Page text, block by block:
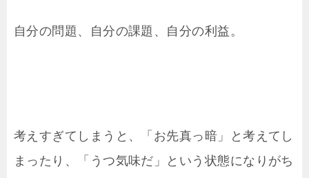
自分の問題、自分の課題、自分の利益。
考えすぎてしまうと、「お先真っ暗」と考えてし
まったり、「うつ気味だ」という状態になりがち